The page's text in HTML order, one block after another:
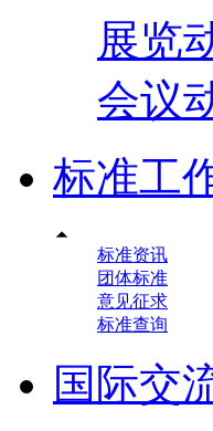
展览
会议
标准工

标准资讯
团体标准
意见征求
标准查询
国际交